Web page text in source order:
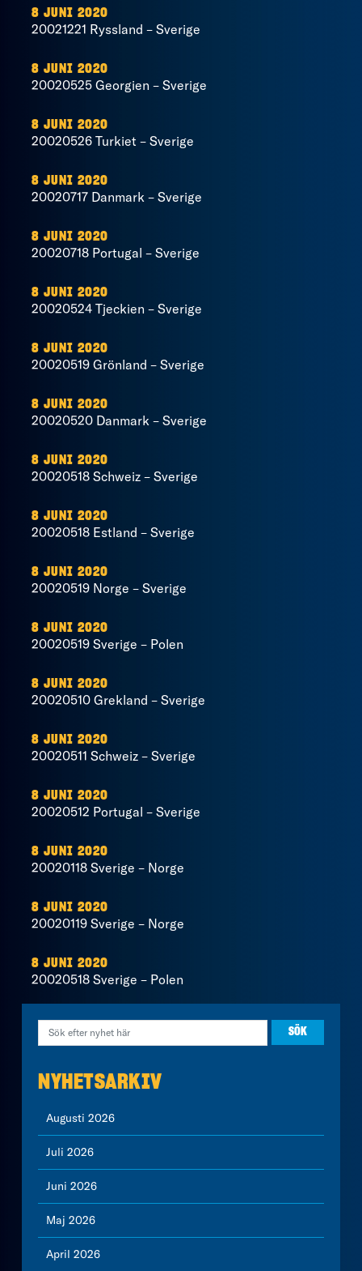
8 JUNI 2020
20021221 Ryssland – Sverige
8 JUNI 2020
20020525 Georgien – Sverige
8 JUNI 2020
20020526 Turkiet – Sverige
8 JUNI 2020
20020717 Danmark – Sverige
8 JUNI 2020
20020718 Portugal – Sverige
8 JUNI 2020
20020524 Tjeckien – Sverige
8 JUNI 2020
20020519 Grönland – Sverige
8 JUNI 2020
20020520 Danmark – Sverige
8 JUNI 2020
20020518 Schweiz – Sverige
8 JUNI 2020
20020518 Estland – Sverige
8 JUNI 2020
20020519 Norge – Sverige
8 JUNI 2020
20020519 Sverige – Polen
8 JUNI 2020
20020510 Grekland – Sverige
8 JUNI 2020
20020511 Schweiz – Sverige
8 JUNI 2020
20020512 Portugal – Sverige
8 JUNI 2020
20020118 Sverige – Norge
8 JUNI 2020
20020119 Sverige – Norge
8 JUNI 2020
20020518 Sverige – Polen
NYHETSARKIV
Augusti 2026
Juli 2026
Juni 2026
Maj 2026
April 2026